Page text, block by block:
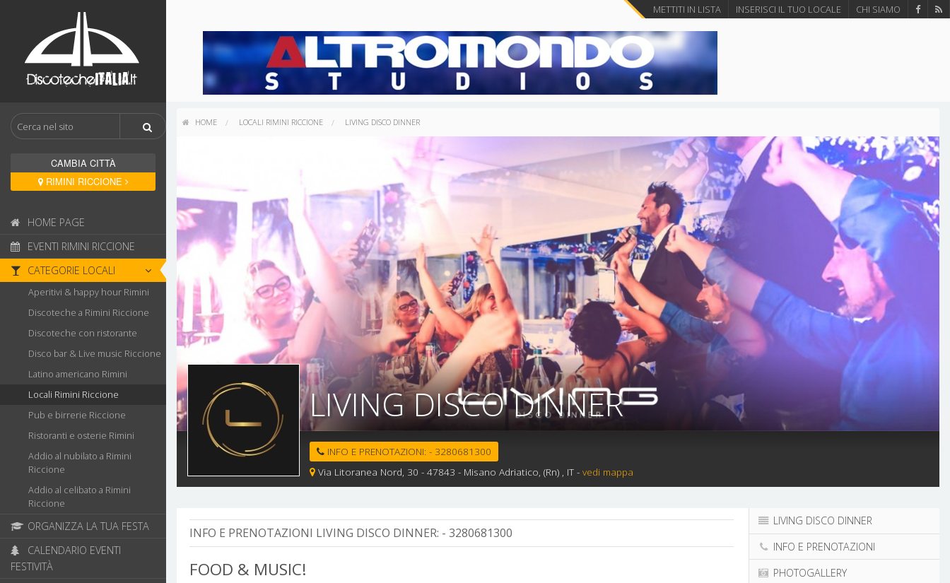
CAMBIA CITTÀ
RIMINI RICCIONE
HOME PAGE
EVENTI RIMINI RICCIONE
CATEGORIE LOCALI
Aperitivi & happy hour Rimini
Discoteche a Rimini Riccione
Discoteche con ristorante
Disco bar & Live music Riccione
Latino americano Rimini
Locali Rimini Riccione
Pub e birrerie Riccione
Ristoranti e osterie Rimini
Addio al nubilato a Rimini
Riccione
Addio al celibato a Rimini
Riccione
ORGANIZZA LA TUA FESTA
FESTIVITÀ
METTITI IN LISTA INSERISCI IL TUO LOCALE CHI SIAMO
HOME LOCALI RIMINI RICCIONE LIVING DISCO DINNER
LIVING DISCO DINNER
INFO E PRENOTAZIONI: - 3280681300
Via Litoranea Nord, 30 - 47843 - Misano Adriatico, (Rn) , IT - vedi mappa
INFO E PRENOTAZIONI LIVING DISCO DINNER: - 3280681300
FOOD & MUSIC!
LIVING DISCO DINNER
INFO E PRENOTAZIONI
PHOTOGALLERY